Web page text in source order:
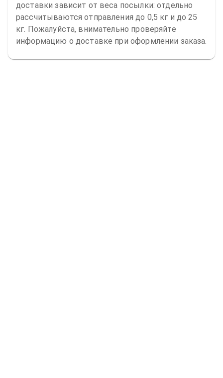
доставки зависит от веса посылки: отдельно
рассчитываются отправления до 0,5 кг и до 25
кг. Пожалуйста, внимательно проверяйте
информацию о доставке при оформлении заказа.